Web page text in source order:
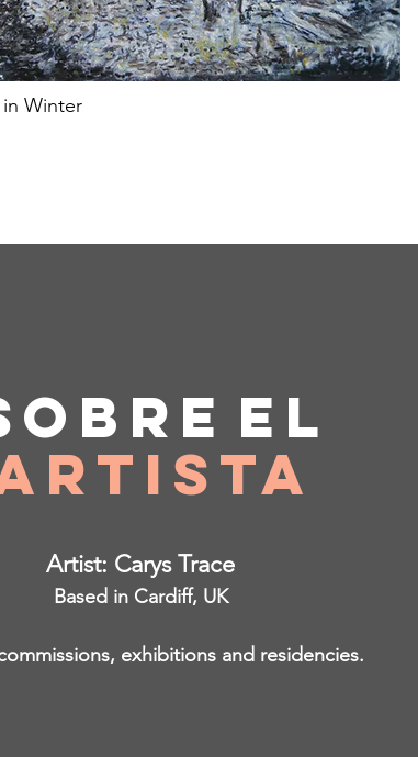
Winter
el
Artist: Carys Trace
Based in Cardiff, UK
exhibitions and residencies.